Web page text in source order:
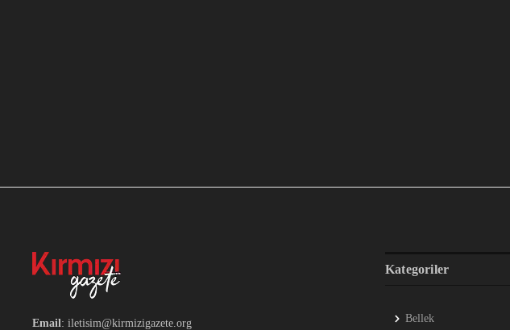
Email: iletisim@kirmizigazete.org
Kategoriler
Bellek